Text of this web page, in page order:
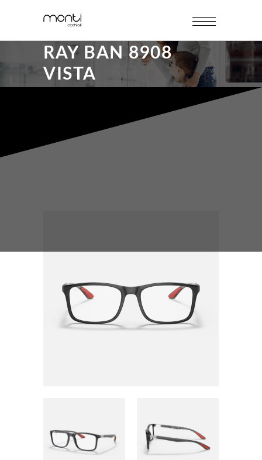
RAY BAN 8908
VISTA